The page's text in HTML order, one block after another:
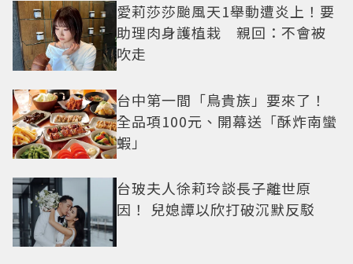
愛莉莎莎颱風天1舉動遭炎上！要
助理肉身護植栽 親回：不會被
吹走
台中第一間「鳥貴族」要來了！
全品項100元、開幕送「酥炸南蠻
蝦」
台玻夫人徐莉玲談長子離世原
因！ 兒媳譚以欣打破沉默反駁